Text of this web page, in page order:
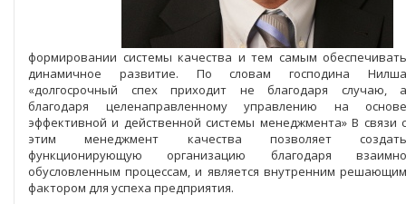
формировании системы качества и тем самым обеспечивать
динамичное развитие. По словам господина Нилша
«долгосрочный спех приходит не благодаря случаю, а
благодаря целенаправленному управлению на основе
эффективной и действенной системы менеджмента» В связи с
этим менеджмент качества позволяет создать
функционирующую организацию благодаря взаимно
обусловленным процессам, и является внутренним решающим
фактором для успеха предприятия.